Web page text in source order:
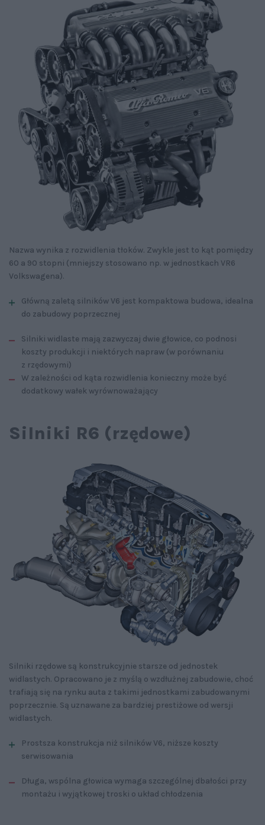
Nazwa wynika z rozwidlenia tłoków. Zwykle jest to kąt pomiędzy
60 a 90 stopni (mniejszy stosowano np. w jednostkach VR6
Volkswagena).
Główną zaletą silników V6 jest kompaktowa budowa, idealna
do zabudowy poprzecznej
Silniki widlaste mają zazwyczaj dwie głowice, co podnosi
koszty produkcji i niektórych napraw (w porównaniu
z rzędowymi)
W zależności od kąta rozwidlenia konieczny może być
dodatkowy wałek wyrównoważający
Silniki R6 (rzędowe)
Silniki rzędowe są konstrukcyjnie starsze od jednostek
widlastych. Opracowano je z myślą o wzdłużnej zabudowie, choć
trafiają się na rynku auta z takimi jednostkami zabudowanymi
poprzecznie. Są uznawane za bardziej prestiżowe od wersji
widlastych.
Prostsza konstrukcja niż silników V6, niższe koszty
serwisowania
Długa, wspólna głowica wymaga szczególnej dbałości przy
montażu i wyjątkowej troski o układ chłodzenia